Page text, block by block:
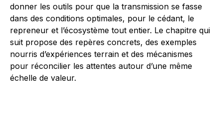
donner les outils pour que la transmission se fasse
dans des conditions optimales, pour le cédant, le
repreneur et l’écosystème tout entier. Le chapitre qui
suit propose des repères concrets, des exemples
nourris d’expériences terrain et des mécanismes
pour réconcilier les attentes autour d’une même
échelle de valeur.